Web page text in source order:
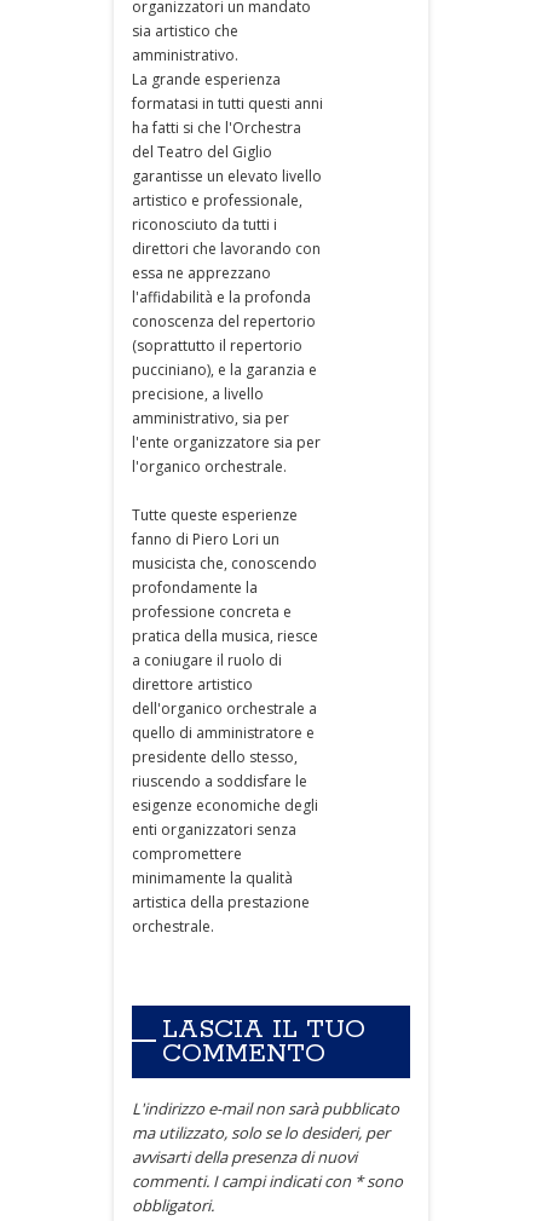
organizzatori un mandato
sia artistico che
amministrativo.
La grande esperienza
formatasi in tutti questi anni
ha fatti si che l'Orchestra
del Teatro del Giglio
garantisse un elevato livello
artistico e professionale,
riconosciuto da tutti i
direttori che lavorando con
essa ne apprezzano
l'affidabilità e la profonda
conoscenza del repertorio
(soprattutto il repertorio
pucciniano), e la garanzia e
precisione, a livello
amministrativo, sia per
l'ente organizzatore sia per
l'organico orchestrale.
Tutte queste esperienze
fanno di Piero Lori un
musicista che, conoscendo
profondamente la
professione concreta e
pratica della musica, riesce
a coniugare il ruolo di
direttore artistico
dell'organico orchestrale a
quello di amministratore e
presidente dello stesso,
riuscendo a soddisfare le
esigenze economiche degli
enti organizzatori senza
compromettere
minimamente la qualità
artistica della prestazione
orchestrale.
LASCIA IL TUO
COMMENTO
L'indirizzo e-mail non sarà pubblicato
ma utilizzato, solo se lo desideri, per
avvisarti della presenza di nuovi
commenti. I campi indicati con * sono
obbligatori.